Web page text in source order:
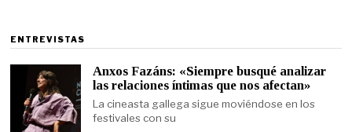
ENTREVISTAS
Anxos Fazáns: «Siempre busqué analizar
las relaciones íntimas que nos afectan»
La cineasta gallega sigue moviéndose en los
festivales con su